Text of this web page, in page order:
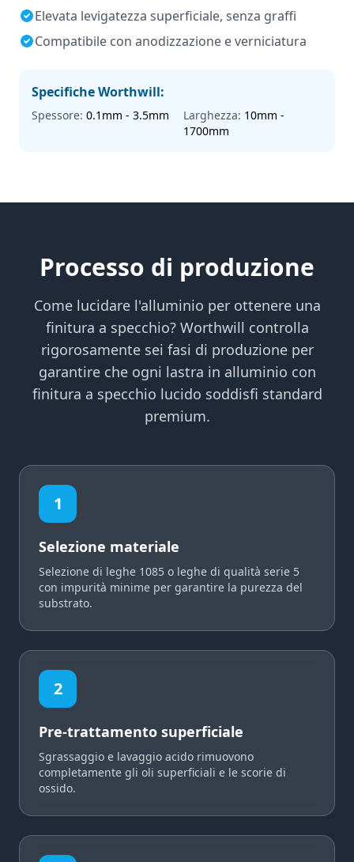
Elevata levigatezza superficiale, senza graffi
Compatibile con anodizzazione e verniciatura
Specifiche Worthwill:
Spessore: 0.1mm - 3.5mm Larghezza: 10mm -
1700mm
Processo di produzione
Come lucidare l'alluminio per ottenere una
finitura a specchio? Worthwill controlla
rigorosamente sei fasi di produzione per
garantire che ogni lastra in alluminio con
finitura a specchio lucido soddisfi standard
premium.
1
Selezione materiale
Selezione di leghe 1085 o leghe di qualità serie 5
con impurità minime per garantire la purezza del
substrato.
2
Pre-trattamento superficiale
Sgrassaggio e lavaggio acido rimuovono
completamente gli oli superficiali e le scorie di
ossido.